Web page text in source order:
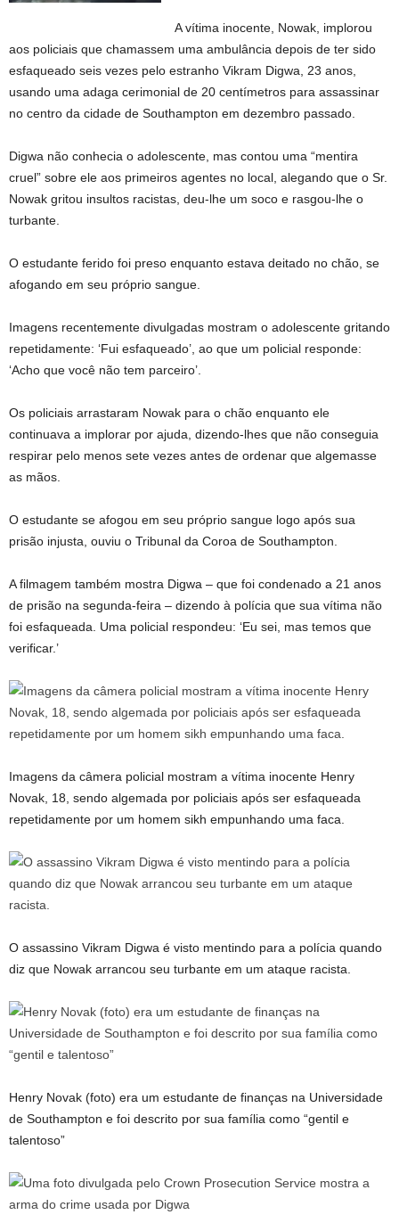
A vítima inocente, Nowak, implorou
aos policiais que chamassem uma ambulância depois de ter sido
esfaqueado seis vezes pelo estranho Vikram Digwa, 23 anos,
usando uma adaga cerimonial de 20 centímetros para assassinar
no centro da cidade de Southampton em dezembro passado.
Digwa não conhecia o adolescente, mas contou uma “mentira
cruel” sobre ele aos primeiros agentes no local, alegando que o Sr.
Nowak gritou insultos racistas, deu-lhe um soco e rasgou-lhe o
turbante.
O estudante ferido foi preso enquanto estava deitado no chão, se
afogando em seu próprio sangue.
Imagens recentemente divulgadas mostram o adolescente gritando
repetidamente: ‘Fui esfaqueado’, ao que um policial responde:
‘Acho que você não tem parceiro’.
Os policiais arrastaram Nowak para o chão enquanto ele
continuava a implorar por ajuda, dizendo-lhes que não conseguia
respirar pelo menos sete vezes antes de ordenar que algemasse
as mãos.
O estudante se afogou em seu próprio sangue logo após sua
prisão injusta, ouviu o Tribunal da Coroa de Southampton.
A filmagem também mostra Digwa – que foi condenado a 21 anos
de prisão na segunda-feira – dizendo à polícia que sua vítima não
foi esfaqueada. Uma policial respondeu: ‘Eu sei, mas temos que
verificar.’
Imagens da câmera policial mostram a vítima inocente Henry
Novak, 18, sendo algemada por policiais após ser esfaqueada
repetidamente por um homem sikh empunhando uma faca.
O assassino Vikram Digwa é visto mentindo para a polícia quando
diz que Nowak arrancou seu turbante em um ataque racista.
Henry Novak (foto) era um estudante de finanças na Universidade
de Southampton e foi descrito por sua família como “gentil e
talentoso”